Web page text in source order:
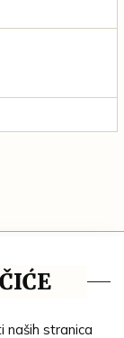
naših stranica